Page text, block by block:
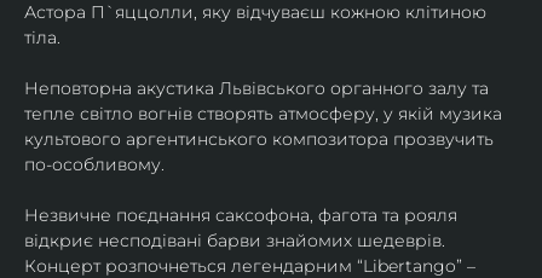
Астора П`яццолли, яку відчуваєш кожною клітиною
тіла.
Неповторна акустика Львівського органного залу та
тепле світло вогнів створять атмосферу, у якій музика
культового аргентинського композитора прозвучить
по-особливому.
Незвичне поєднання саксофона, фагота та рояля
відкриє несподівані барви знайомих шедеврів.
Концерт розпочнеться легендарним “Libertango” –